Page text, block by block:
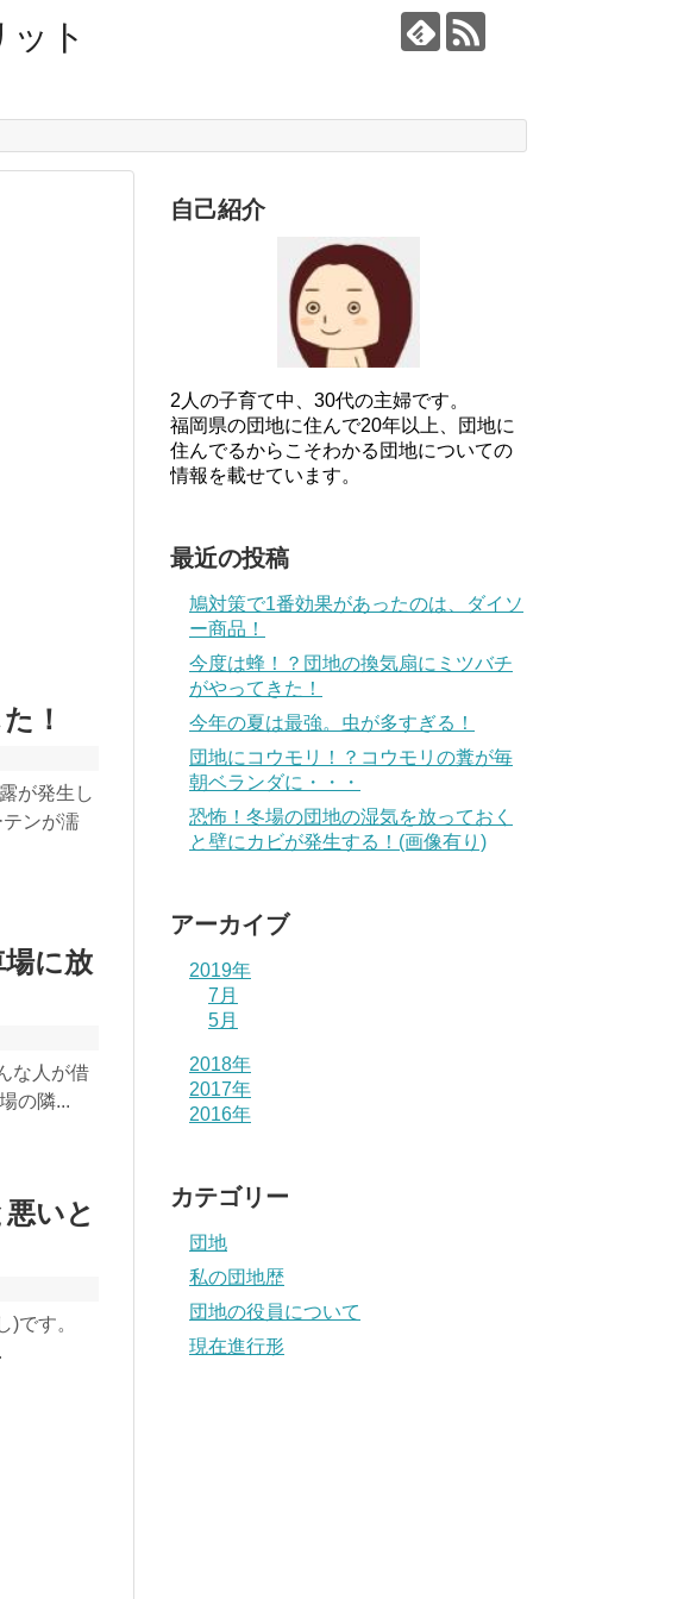
ト
！
が発生し
ンが濡
に放
な人が借
の隣...
いと
です。
自己紹介
2人の子育て中、30代の主婦です。
福岡県の団地に住んで20年以上、団地に
住んでるからこそわかる団地についての
情報を載せています。
最近の投稿
鳩対策で1番効果があったのは、ダイソ
ー商品！
今度は蜂！？団地の換気扇にミツバチ
がやってきた！
今年の夏は最強。虫が多すぎる！
団地にコウモリ！？コウモリの糞が毎
朝ベランダに・・・
恐怖！冬場の団地の湿気を放っておく
と壁にカビが発生する！(画像有り)
アーカイブ
2019年
7月
5月
2018年
2017年
2016年
カテゴリー
団地
私の団地歴
団地の役員について
現在進行形